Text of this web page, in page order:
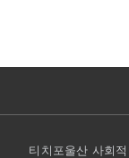
티치포울산 사회